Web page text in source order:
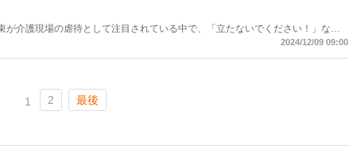
が介護現場の虐待として注目されている中で、「立たないでください！」など
する、スピーチロック(言葉の拘束)として控えるべきであるとされています。こ
2024/12/09 09:00
1 2 最後